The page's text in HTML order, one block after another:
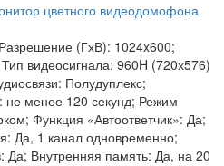
цветного видеодомофона
(ГхВ): 1024x600;
видеосигнала: 960H (720х576)
Полудуплекс;
не менее 120 секунд; Режим
Функция «Автоответчик»: Да;
Да, 1 канал одновременно;
Да; Внутренняя память: Да, на 20